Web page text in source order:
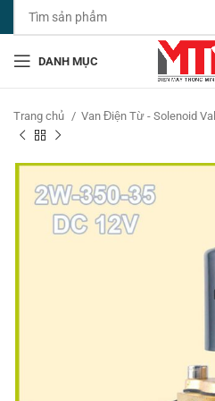
DANH MỤC
Trang chủ Van Điện Từ - Solenoid